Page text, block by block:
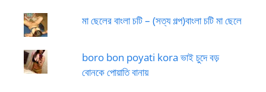
মা ছেলের বাংলা চটি – (সত্য গল্প)বাংলা চটি মা ছেলে
boro bon poyati kora ভাই চুদে বড়
বোনকে পোয়াতি বানায়